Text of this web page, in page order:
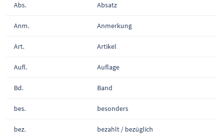
Abs. Absatz
Anm. Anmerkung
Art. Artikel
Aufl. Auflage
Bd. Band
bes. besonders
bez. bezahlt / bezüglich